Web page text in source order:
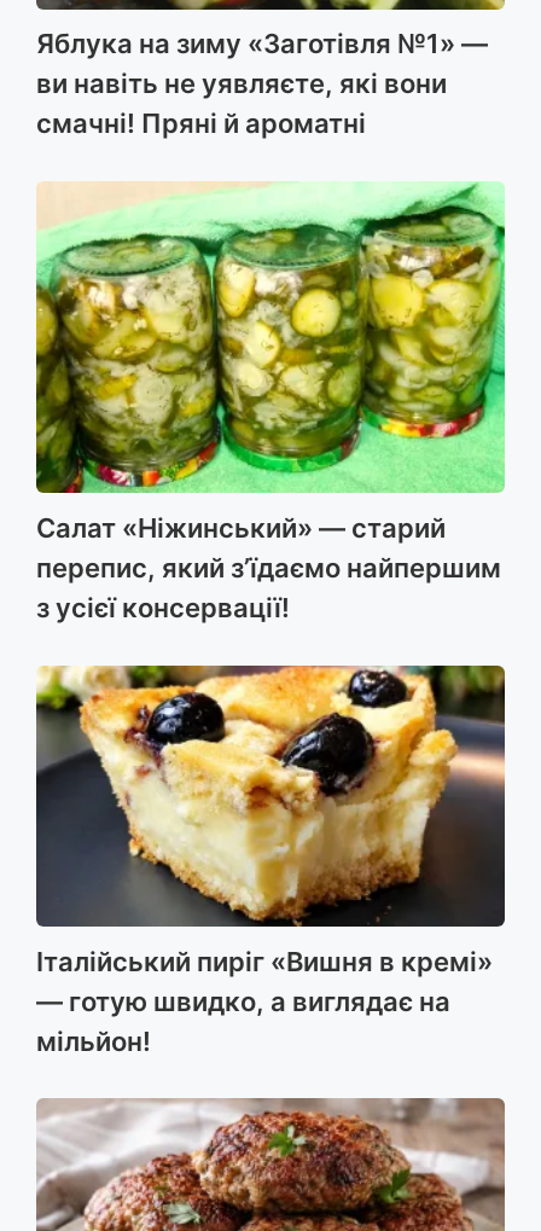
Яблука на зиму «Заготівля №1» —
ви навіть не уявляєте, які вони
смачні! Пряні й ароматні
Салат «Ніжинський» — старий
перепис, який з’їдаємо найпершим
з усієї консервації!
Італійський пиріг «Вишня в кремі»
— готую швидко, а виглядає на
мільйон!